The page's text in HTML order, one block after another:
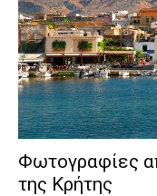
Φωτογραφίες
της Κρήτης